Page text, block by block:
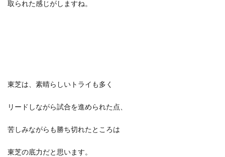
取られた感じがしますね。
東芝は、素晴らしいトライも多く
リードしながら試合を進められた点、
苦しみながらも勝ち切れたところは
東芝の底力だと思います。